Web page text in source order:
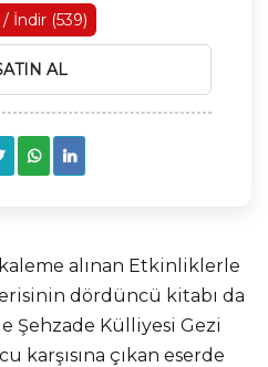
İndir (539)
AL
alınan Etkinliklerle
dördüncü kitabı da
Şehzade Külliyesi Gezi
karşısına çıkan eserde